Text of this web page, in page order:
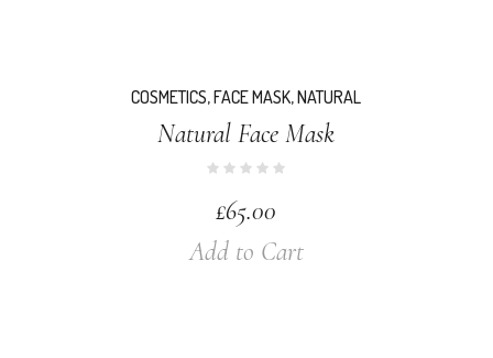
COSMETICS,FACE MASK,NATURAL
Natural Face Mask
£65.00
Add to Cart